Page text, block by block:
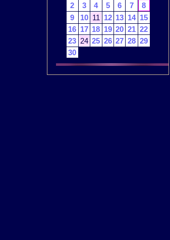
2
3 4 5 6 7
8
9
10 11 12 13 14 15
16 17 18 19 20 21 22
23 24 25 26 27 28 29
30